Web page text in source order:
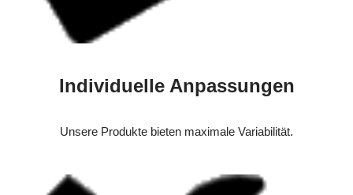
Individuelle Anpassungen
Unsere Produkte bieten maximale Variabilität.